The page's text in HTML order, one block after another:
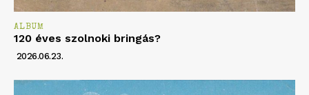
ALBUM
120 éves szolnoki bringás?
2026.06.23.